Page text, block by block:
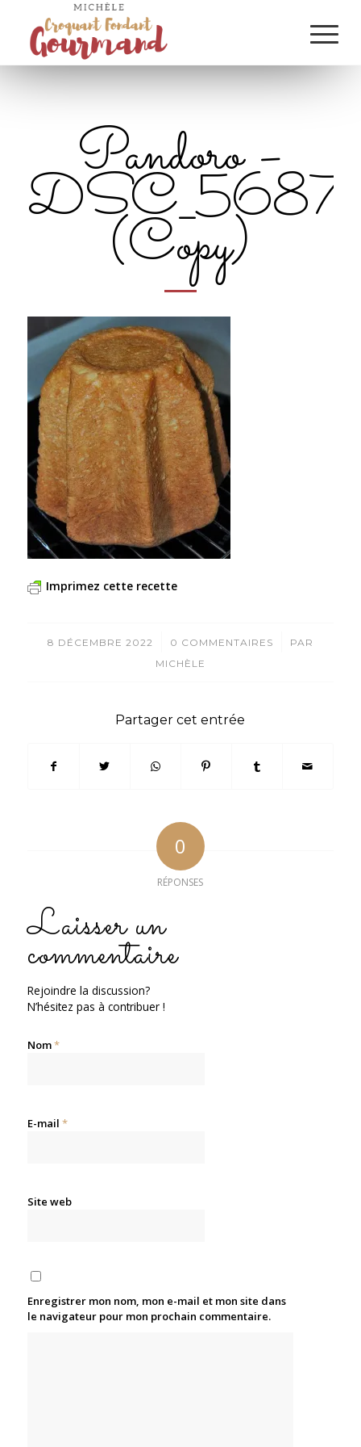
Pandoro –
(Copy)
Imprimez cette recette
8 DÉCEMBRE 2022
/ 0 COMMENTAIRES
/
PAR
MICHÈLE
Partager cet entrée
0
RÉPONSES
Laisser un
commentaire
Rejoindre la discussion?
N’hésitez pas à contribuer !
Nom*
E-mail *
Site web
Enregistrer mon nom, mon e-mail et mon site dans
le navigateur pour mon prochain commentaire.